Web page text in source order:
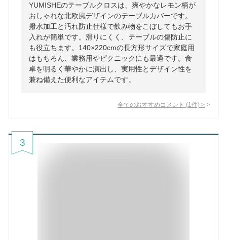
YUMISHEのテーブルクロスは、爽やかなレモン柄が
おしゃれな北欧風デザインのテーブルカバーです。
撥水加工と汚れ防止仕様で飲み物をこぼしてもお手
入れが簡単です。滑りにくく、テーブルの傷防止に
も役立ちます。140×220cmの長方形サイズで家庭用
はもちろん、業務用やピクニックにも最適です。食
卓を明るく華やかに演出し、実用性とデザイン性を
兼ね備えた便利なアイテムです。
全てのおすすめコメント (1 件) >
3